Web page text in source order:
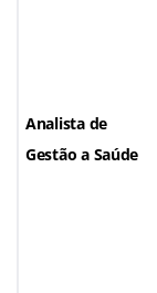
Analista de
Gestão a Saúde